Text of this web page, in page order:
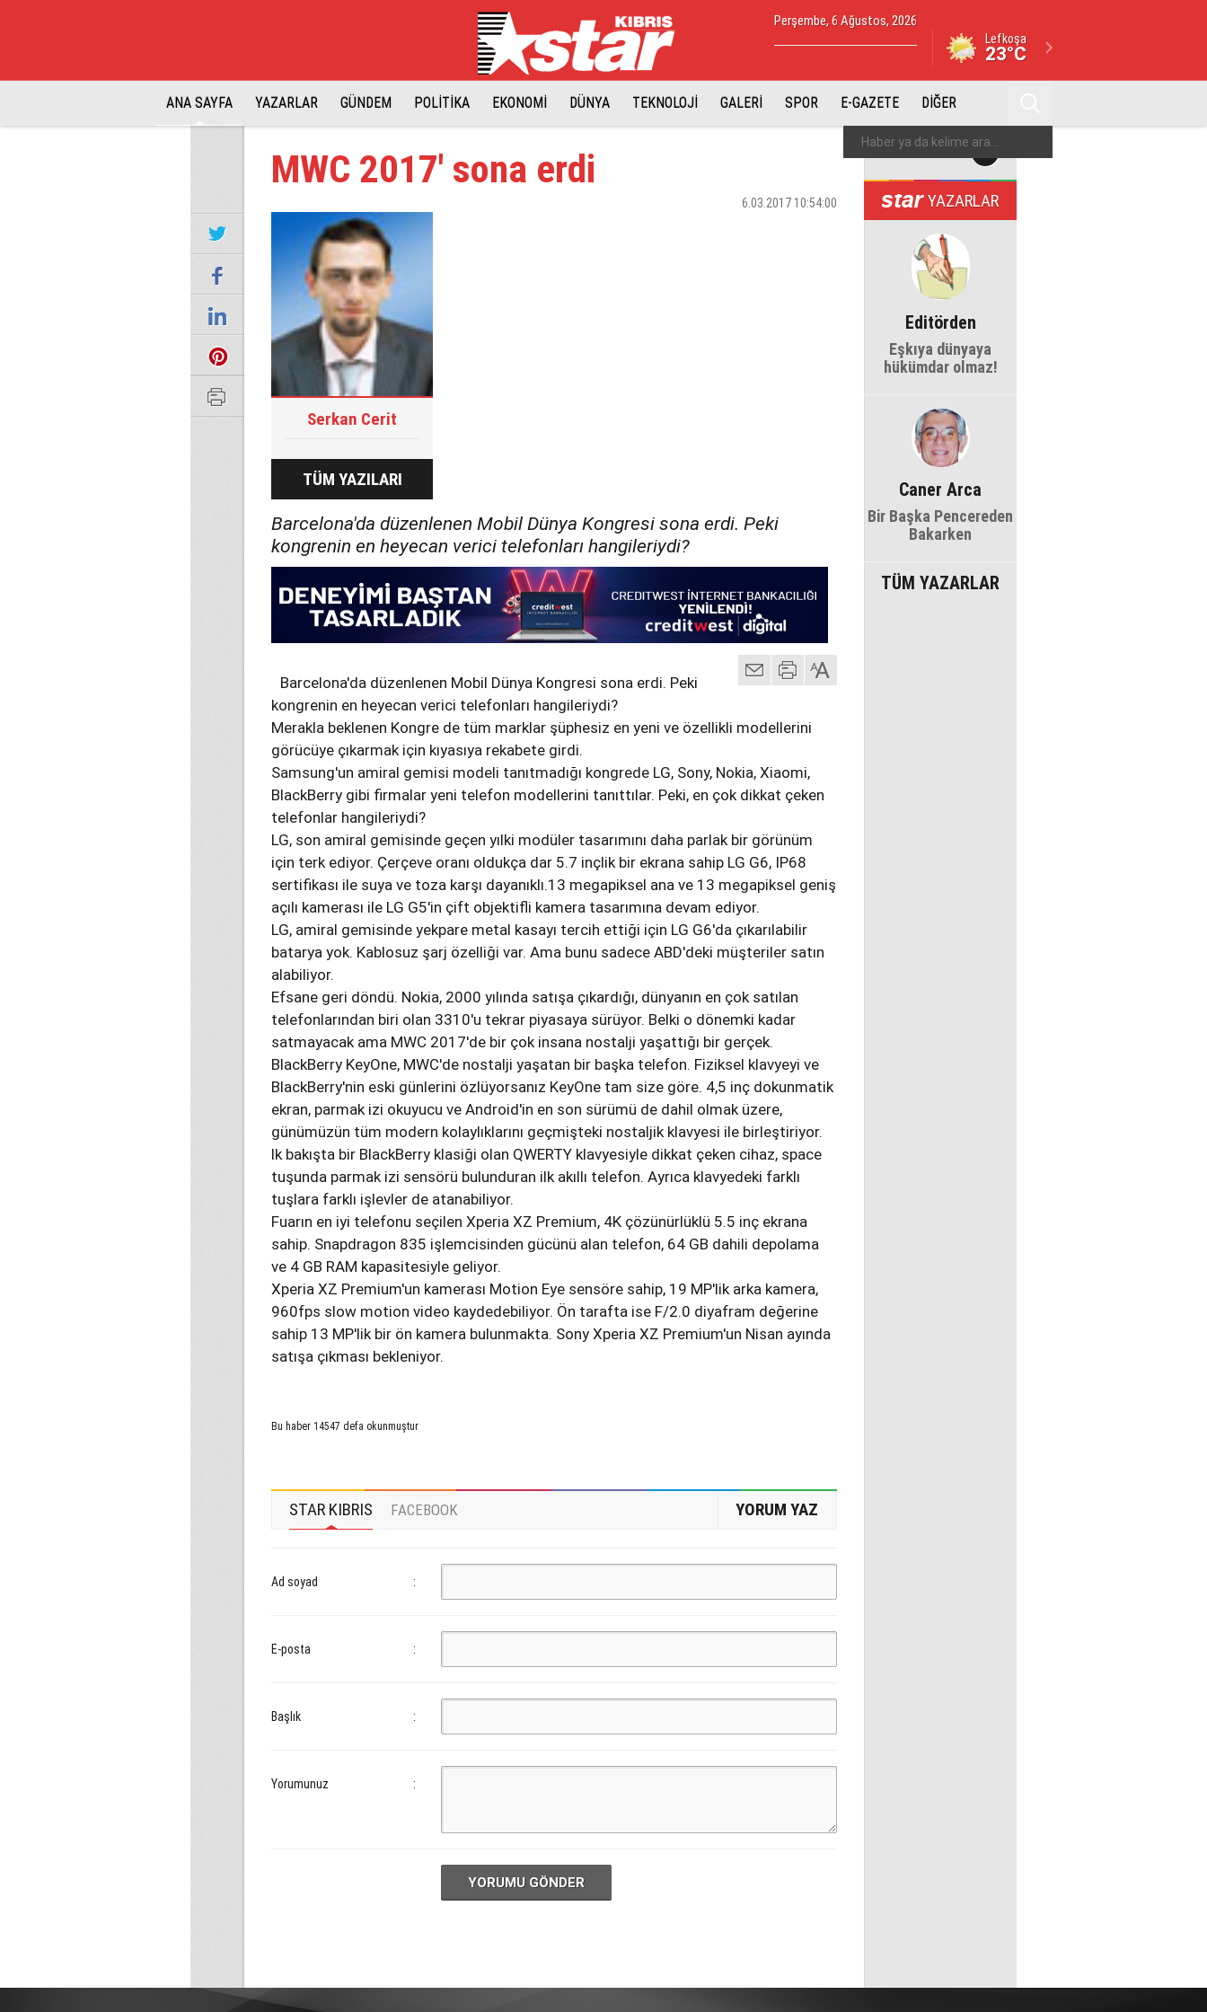
Perşembe, 6 Ağustos, 2026
Lefkoşa
23°C
ANA SAYFA YAZARLAR GÜNDEM POLİTİKA EKONOMİ DÜNYA TEKNOLOJİ GALERİ SPOR E-GAZETE DİĞER
MWC 2017' sona erdi
6.03.2017 10:54:00
Serkan Cerit
TÜM YAZILARI
Barcelona'da düzenlenen Mobil Dünya Kongresi sona erdi. Peki
kongrenin en heyecan verici telefonları hangileriydi?
Barcelona'da düzenlenen Mobil Dünya Kongresi sona erdi. Peki
kongrenin en heyecan verici telefonları hangileriydi?
Merakla beklenen Kongre de tüm marklar şüphesiz en yeni ve özellikli modellerini
görücüye çıkarmak için kıyasıya rekabete girdi.
Samsung'un amiral gemisi modeli tanıtmadığı kongrede LG, Sony, Nokia, Xiaomi,
BlackBerry gibi firmalar yeni telefon modellerini tanıttılar. Peki, en çok dikkat çeken
telefonlar hangileriydi?
LG, son amiral gemisinde geçen yılki modüler tasarımını daha parlak bir görünüm
için terk ediyor. Çerçeve oranı oldukça dar 5.7 inçlik bir ekrana sahip LG G6, IP68
sertifikası ile suya ve toza karşı dayanıklı.13 megapiksel ana ve 13 megapiksel geniş
açılı kamerası ile LG G5'in çift objektifli kamera tasarımına devam ediyor.
LG, amiral gemisinde yekpare metal kasayı tercih ettiği için LG G6'da çıkarılabilir
batarya yok. Kablosuz şarj özelliği var. Ama bunu sadece ABD'deki müşteriler satın
alabiliyor.
Efsane geri döndü. Nokia, 2000 yılında satışa çıkardığı, dünyanın en çok satılan
telefonlarından biri olan 3310'u tekrar piyasaya sürüyor. Belki o dönemki kadar
satmayacak ama MWC 2017'de bir çok insana nostalji yaşattığı bir gerçek.
BlackBerry KeyOne, MWC'de nostalji yaşatan bir başka telefon. Fiziksel klavyeyi ve
BlackBerry'nin eski günlerini özlüyorsanız KeyOne tam size göre. 4,5 inç dokunmatik
ekran, parmak izi okuyucu ve Android'in en son sürümü de dahil olmak üzere,
günümüzün tüm modern kolaylıklarını geçmişteki nostaljik klavyesi ile birleştiriyor.
lk bakışta bir BlackBerry klasiği olan QWERTY klavyesiyle dikkat çeken cihaz, space
tuşunda parmak izi sensörü bulunduran ilk akıllı telefon. Ayrıca klavyedeki farklı
tuşlara farklı işlevler de atanabiliyor.
Fuarın en iyi telefonu seçilen Xperia XZ Premium, 4K çözünürlüklü 5.5 inç ekrana
sahip. Snapdragon 835 işlemcisinden gücünü alan telefon, 64 GB dahili depolama
ve 4 GB RAM kapasitesiyle geliyor.
Xperia XZ Premium'un kamerası Motion Eye sensöre sahip, 19 MP'lik arka kamera,
960fps slow motion video kaydedebiliyor. Ön tarafta ise F/2.0 diyafram değerine
sahip 13 MP'lik bir ön kamera bulunmakta. Sony Xperia XZ Premium'un Nisan ayında
satışa çıkması bekleniyor.
Bu haber 14547 defa okunmuştur
STAR KIBRIS FACEBOOK YORUM YAZ
Ad soyad :
E-posta :
Başlık :
Yorumunuz :
YORUMU GÖNDER
YAZARLAR
Editörden
Eşkıya dünyaya
hükümdar olmaz!
Caner Arca
Bir Başka Pencereden
Bakarken
TÜM YAZARLAR